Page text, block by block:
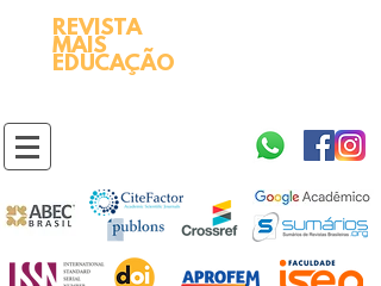
REVISTA
MAIS
EDUCAÇÃO